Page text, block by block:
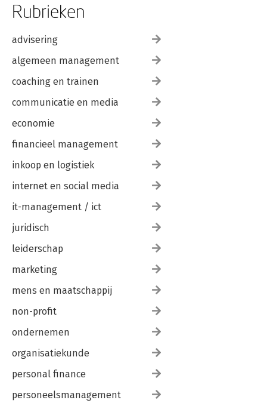
Rubrieken
advisering
algemeen management
coaching en trainen
communicatie en media
economie
financieel management
inkoop en logistiek
internet en social media
it-management / ict
juridisch
leiderschap
marketing
mens en maatschappij
non-profit
ondernemen
organisatiekunde
personal finance
personeelsmanagement